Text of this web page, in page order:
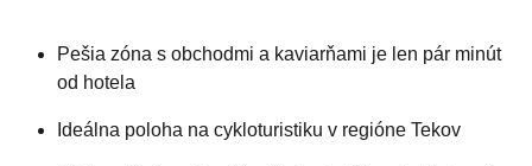
Pešia zóna s obchodmi a kaviarňami je len pár minút
od hotela
Ideálna poloha na cykloturistiku v regióne Tekov